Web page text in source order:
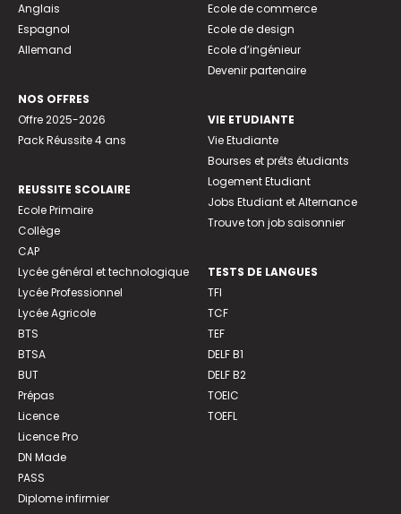
Anglais
Espagnol
Allemand
NOS OFFRES
Offre 2025-2026
Pack Réussite 4 ans
REUSSITE SCOLAIRE
Ecole Primaire
Collège
CAP
Lycée général et technologique
Lycée Professionnel
Lycée Agricole
BTS
BTSA
BUT
Prépas
Licence
Licence Pro
DN Made
PASS
Diplome infirmier
Ecole de commerce
Ecole de design
Ecole d’ingénieur
Devenir partenaire
VIE ETUDIANTE
Vie Etudiante
Bourses et prêts étudiants
Logement Etudiant
Jobs Etudiant et Alternance
Trouve ton job saisonnier
TESTS DE LANGUES
TFI
TCF
TEF
DELF B1
DELF B2
TOEIC
TOEFL